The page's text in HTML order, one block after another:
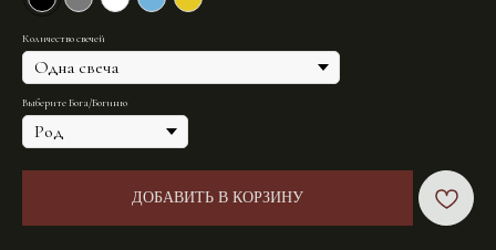
Количество свечей
Выберите Бога/Богиню
ДОБАВИТЬ В КОРЗИНУ